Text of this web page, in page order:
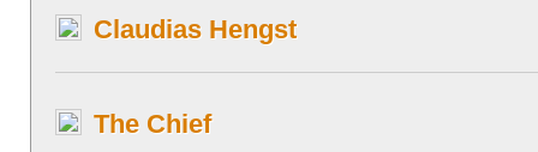
Claudias Hengst
The Chief